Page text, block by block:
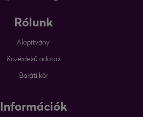
Rólunk
Alapítvány
Közérdekű adatok
Baráti kör
Információk